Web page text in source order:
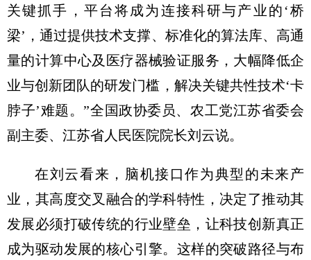
关键抓手，平台将成为连接科研与产业的‘桥
梁’，通过提供技术支撑、标准化的算法库、高通
量的计算中心及医疗器械验证服务，大幅降低企
业与创新团队的研发门槛，解决关键共性技术‘卡
脖子’难题。”全国政协委员、农工党江苏省委会
副主委、江苏省人民医院院长刘云说。
在刘云看来，脑机接口作为典型的未来产
业，其高度交叉融合的学科特性，决定了推动其
发展必须打破传统的行业壁垒，让科技创新真正
成为驱动发展的核心引擎。这样的突破路径与布